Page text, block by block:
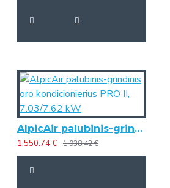
AlpicAir palubinis-grindinis oro kondicionierius PRO II, 7.03/7.62 kW
1,550.74 € 1,938.42 €